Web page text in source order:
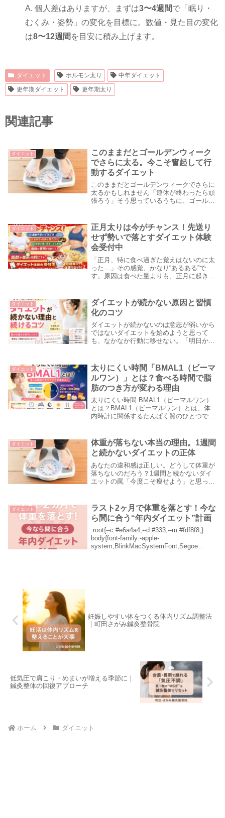
A. 個人差はありますが、まずは3〜4週間で「眠り・
むくみ・姿勢」の変化を目標に。数値・見た目の変化
は8〜12週間 を目安に積み上げます。
ダイエット ホルモン太り
中年ダイエット
更年期ダイエット
更年期太り
関連記事
ダイエット
このままだとゴールデンウィーク
でさらに太る。今こそ奮起して行
動するダイエット
このままだとゴールデンウィークでさらに
太るかもしれません「連休が終わったら頑
張ろう」そう思っているうちに、ゴールデ
家族の集まりなどで、普段より食べる機会
が増えやすい時...
ダイエット
正月太りは今がチャンス！先送り
せず勢いで落とすダイエット体験
会受付中
「正月、特に食べ過ぎた覚えはないのに太
った…」その感覚、かなり“あるある”で
す。原因は食べた量よりも、正月に起きや
月に太りやすくなる理由と、春まで脂肪を
溜めないため...
ダイエット
ダイエットが続かない原因と習慣
化のコツ
ダイエットが続かないのは意志が弱いから
ではないダイエットを始めようと思って
も、なかなか行動に移せない。「明日から
に、気づけば何日も何週間も過ぎてしまう
ことがあります...
ダイエット
太りにくい時間「BMAL1（ビーマ
ルワン）」とは？食べる時間で脂
肪のつき方が変わる理由
太りにくい時間 BMAL1（ビーマルワン）
とは？BMAL1（ビーマルワン）とは、体
内時計に関係するたんぱく質のひとつで
す。BMAL1が少ない時間は、脂肪をため
込みに...
ダイエット
体重が落ちない本当の理由。1週間
と続かないダイエットの正体
あなたの違和感は正しい。どうして体重が
落ちないのだろう？1週間と続かないダイ
エットの罠「今度こそ痩せよう」と思って
めても、思ったように体重が落ちない。最
初の数日はや...
ダイエット
ラスト2ヶ月で体重を落とす！今な
ら間に合う“年内ダイエット”計画
:root{--c:#e6a4a4;--d:#333;--m:#fdf8f8;}
body{font-family:-apple-
system,BlinkMacSystemFont,Segoe
妊娠しやすい体をつくる体内リズム調整法
｜町田さがみ鍼灸整骨院
低気圧で肩こり・めまいが増える季節に｜
鍼灸整体の回復アプローチ
ホーム ダイエット